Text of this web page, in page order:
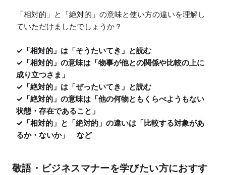
「相対的」と「絶対的」の意味と使い方の違いを理解し
ていただけましたでしょうか？
✓「相対的」は「そうたいてき」と読む
✓「相対的」の意味は「物事が他との関係や比較の上に
成り立つさま」
✓「絶対的」は「ぜったいてき」と読む
✓「絶対的」の意味は「他の何物ともくらべようもない
状態・存在であること」
✓「相対的」と「絶対的」の違いは「比較する対象があ
るか・ないか」　など
敬語・ビジネスマナーを学びたい方におすす